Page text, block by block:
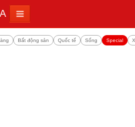
A
Bất động sản Quốc tế Sống Special